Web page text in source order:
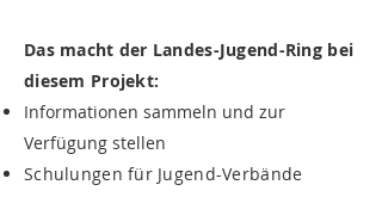
Das macht der Landes-Jugend-Ring bei
diesem Projekt:
Informationen sammeln und zur
Verfügung stellen
Schulungen für Jugend-Verbände